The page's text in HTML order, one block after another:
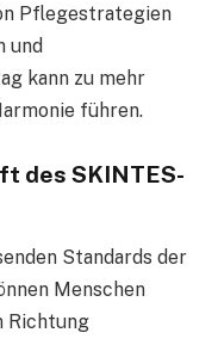
Pflegestrategien
und
kann zu mehr
führen.
des SKINTES-
Standards der
Menschen
Richtung